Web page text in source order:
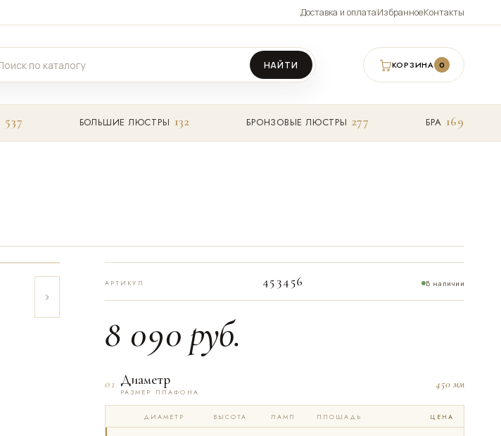
Доставка и оплатаИзбранноеКонтакты
НАЙТИ КОРЗИНА 0
537 БОЛЬШИЕ ЛЮСТРЫ 132 БРОНЗОВЫЕ ЛЮСТРЫ 277 БРА 169
АРТИКУЛ 453456 В наличии
8 090 руб.
01 Диаметр
РАЗМЕР ПЛАФОНА
450 мм
ДИАМЕТР ВЫСОТА ЛАМП ПЛОЩАДЬ ЦЕНА